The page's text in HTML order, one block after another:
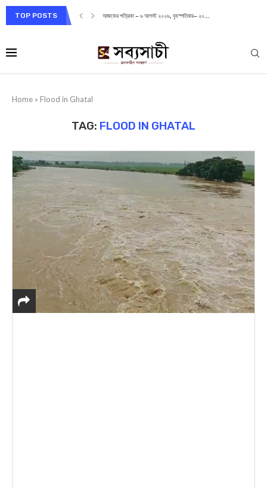
TOP POSTS আজকের পত্রিকা – ৬ আগস্ট ২০২৬, বৃহস্পতিবার– ২০...
Home » Flood in Ghatal
TAG: FLOOD IN GHATAL